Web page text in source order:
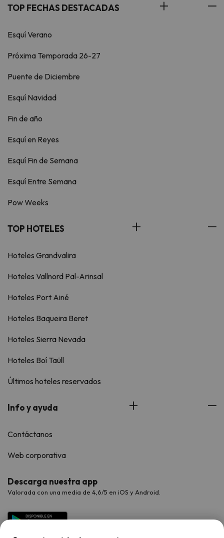
TOP FECHAS DESTACADAS
Esquí Verano
Próxima Temporada 26-27
Puente de Diciembre
Esquí Navidad
Fin de año
Esquí en Reyes
Esquí Fin de Semana
Esquí Entre Semana
Pow Weeks
TOP HOTELES
Hoteles Grandvalira
Hoteles Vallnord Pal-Arinsal
Hoteles Port Ainé
Hoteles Baqueira Beret
Hoteles Sierra Nevada
Hoteles Boí Taüll
Últimos hoteles reservados
Info y ayuda
Contáctanos
Web corporativa
Descarga nuestra app
Valorada con una media de 4,6/5 en iOS y Android.